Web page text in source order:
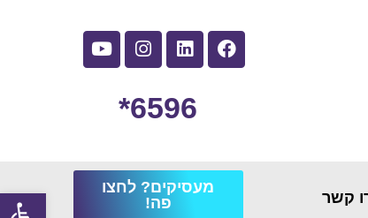
6596*
קשר
מעסיקים? לחצו
פה!